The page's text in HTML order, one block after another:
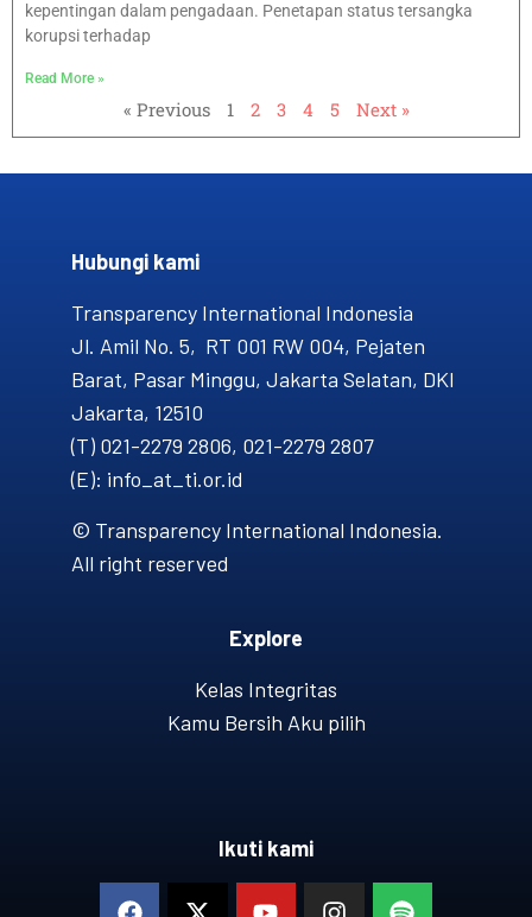
kepentingan dalam pengadaan. Penetapan status tersangka
korupsi terhadap
Read More »
« Previous 1 2 3 4 5 Next »
Hubungi kami​
Transparency International Indonesia
Jl. Amil No. 5, RT 001 RW 004, Pejaten
Barat, Pasar Minggu, Jakarta Selatan, DKI
Jakarta, 12510
(T) 021-2279 2806, 021-2279 2807
(E): info_at_ti.or.id
© Transparency International Indonesia.
All right reserved
Explore
Kelas Integritas
Kamu Bersih Aku pilih
Ikuti kami